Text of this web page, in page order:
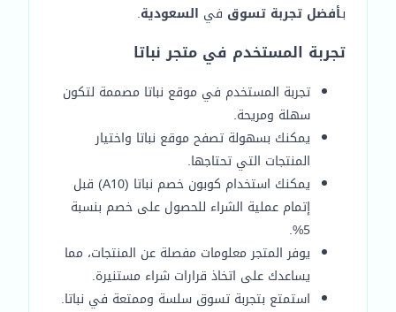
بـأفضل تجربة تسوق في السعودية.
تجربة المستخدم في متجر نباتا
تجربة المستخدم في موقع نباتا مصممة لتكون
سهلة ومريحة.
يمكنك بسهولة تصفح موقع نباتا واختيار
المنتجات التي تحتاجها.
يمكنك استخدام كوبون خصم نباتا (A10) قبل
إتمام عملية الشراء للحصول على خصم بنسبة
5%.
يوفر المتجر معلومات مفصلة عن المنتجات، مما
يساعدك على اتخاذ قرارات شراء مستنيرة.
استمتع بتجربة تسوق سلسة وممتعة في نباتا.